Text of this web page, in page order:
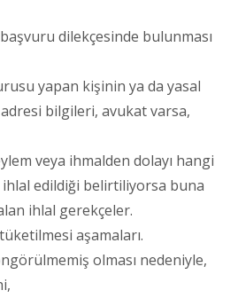
dilekçesinde bulunması
yapan kişinin ya da yasal
bilgileri, avukat varsa,
veya ihmalden dolayı hangi
edildiği belirtiliyorsa buna
ihlal gerekçeler.
aşamaları.
olması nedeniyle,